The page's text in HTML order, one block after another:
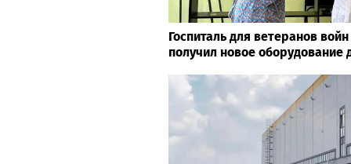
Госпиталь для ветеранов
получил новое оборудование